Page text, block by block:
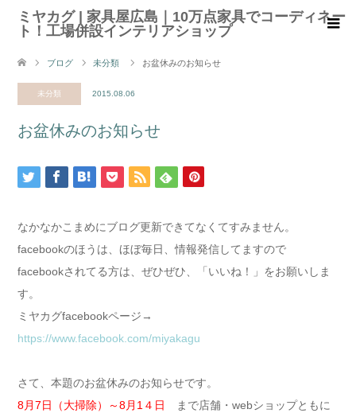
ミヤカグ | 家具屋広島｜10万点家具でコーディネー
ト！工場併設インテリアショップ
ブログ 未分類 お盆休みのお知らせ
未分類 2015.08.06
お盆休みのお知らせ
なかなかこまめにブログ更新できてなくてすみません。
facebookのほうは、ほぼ毎日、情報発信してますので
facebookされてる方は、ぜひぜひ、「いいね！」をお願いしま
す。
ミヤカグfacebookページ→
https://www.facebook.com/miyakagu
さて、本題のお盆休みのお知らせです。
8月7日（大掃除）～8月1４日
まで店舗・webショップともに